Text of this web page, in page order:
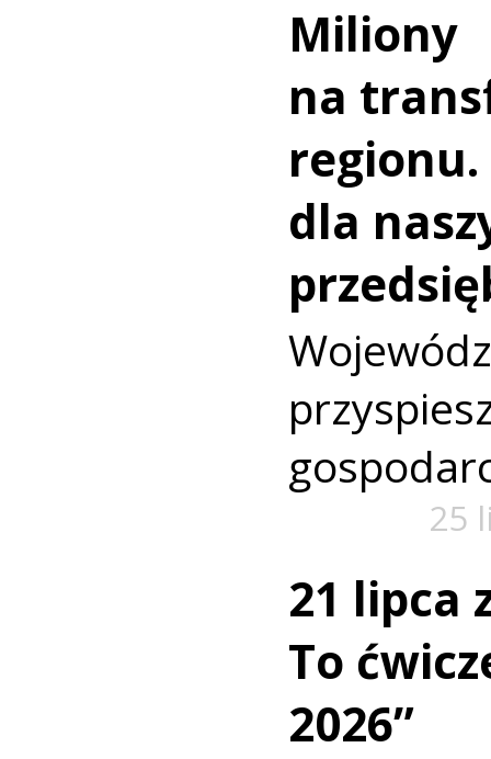
Miliony
na
regionu.
dla
25
21 lipca
To
2026”